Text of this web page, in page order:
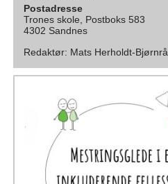
Postadresse
Trones skole, Postboks 583
4302 Sandnes
Redaktør: Mats Herholdt-Bjørnrå